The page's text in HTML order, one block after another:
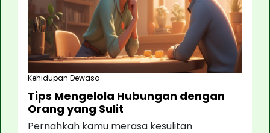
Kehidupan Dewasa
Tips Mengelola Hubungan dengan
Orang yang Sulit
Pernahkah kamu merasa kesulitan